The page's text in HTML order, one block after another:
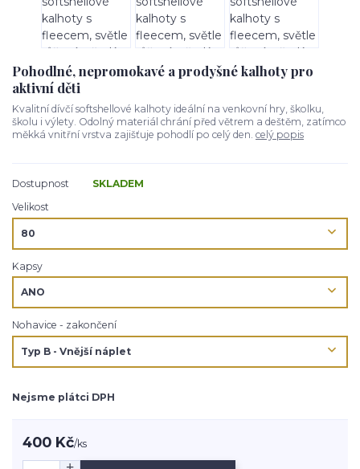
Pohodlné, nepromokavé a prodyšné kalhoty pro
aktivní děti
Kvalitní dívčí softshellové kalhoty ideální na venkovní hry, školku,
školu i výlety. Odolný materiál chrání před větrem a deštěm, zatímco
měkká vnitřní vrstva zajišťuje pohodlí po celý den. celý popis
Dostupnost
SKLADEM
Velikost
Kapsy
Nohavice - zakončení
Nejsme plátci DPH
400 Kč/ks